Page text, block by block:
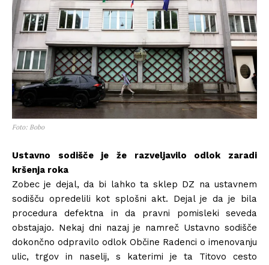
Foto: Bobo
Ustavno sodišče je že razveljavilo odlok zaradi
kršenja roka
Zobec je dejal, da bi lahko ta sklep DZ na ustavnem
sodišču opredelili kot splošni akt. Dejal je da je bila
procedura defektna in da pravni pomisleki seveda
obstajajo. Nekaj dni nazaj je namreč Ustavno sodišče
dokončno odpravilo odlok Občine Radenci o imenovanju
ulic, trgov in naselij, s katerimi je ta Titovo cesto